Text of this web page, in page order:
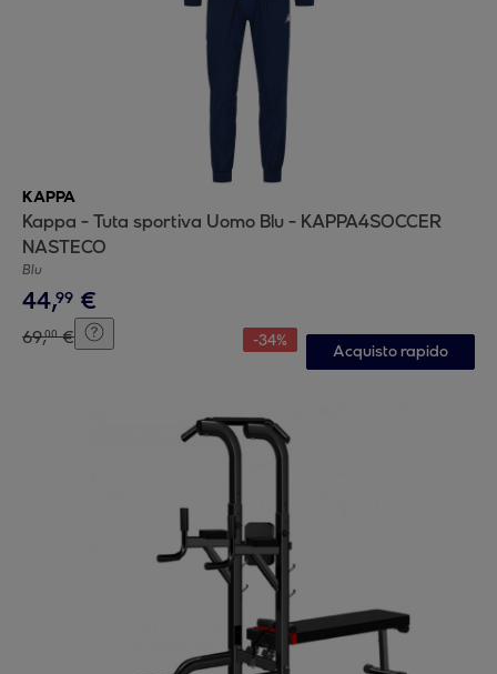
KAPPA
Kappa - Tuta sportiva Uomo Blu - KAPPA4SOCCER
NASTECO
Blu
44,99 €
69,00 € -34%
Acquisto rapido